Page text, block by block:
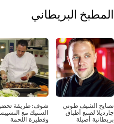
البريطاني
الشيف طوني
لصنع أطباق
أصيلة
شوف: طريقة تحضير
الستيك مع التشيبس
وفطيرة اللحمة